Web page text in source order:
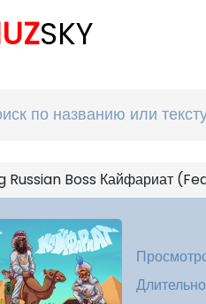
SKY
Russian Boss Кайфариат